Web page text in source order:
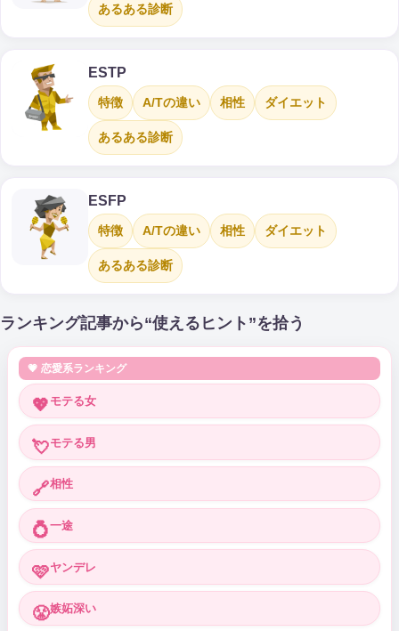
あるある診断
ESTP
特徴 A/Tの違い 相性 ダイエット
あるある診断
ESFP
特徴 A/Tの違い 相性 ダイエット
あるある診断
ランキング記事から“使えるヒント”を拾う
💗 恋愛系ランキング
💖 モテる女
💘モテる男
🔗相性
💍一途
🩷ヤンデレ
😤嫉妬深い